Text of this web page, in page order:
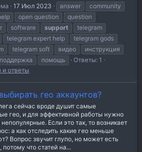
17 Июл 2023 answer
community
open question
question
software support
telegram
telegram expert help
telegram gods
telegram soft видео
инструкция
поддержка помощь
Ответы: 1
и ответы
гео аккаунтов?
сейчас вроде душит самые
гео, и для эффективной работы нужно
Если это так, то возникает
а как отследить какие гео меньше
Вопрос звучит глупо, но может есть
что статей на...